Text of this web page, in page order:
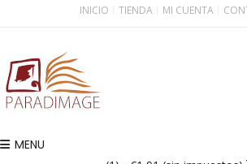
INICIO TIENDA MI CUENTA
MENU